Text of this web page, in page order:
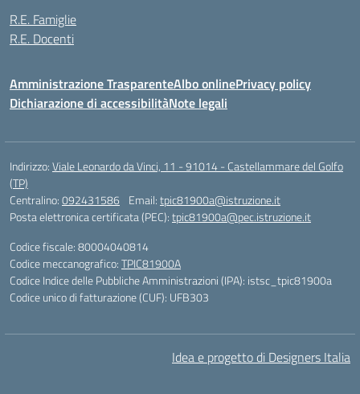
R.E. Famiglie
R.E. Docenti
Amministrazione TrasparenteAlbo onlinePrivacy policy
Dichiarazione di accessibilitàNote legali
Indirizzo:Viale Leonardo da Vinci, 11 - 91014 - Castellammare del Golfo
(TP)
Centralino:092431586 Email:tpic81900a@istruzione.it
Posta elettronica certificata (PEC):tpic81900a@pec.istruzione.it
Codice fiscale: 80004040814
Codice meccanografico:TPIC81900A
Codice Indice delle Pubbliche Amministrazioni (IPA): istsc_tpic81900a
Codice unico di fatturazione (CUF): UFB303
Idea e progetto di Designers Italia